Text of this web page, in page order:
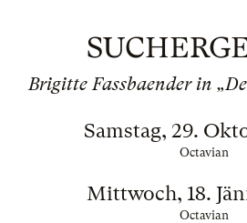
Brigitte Fassbaender in
Samstag, 29.
Octavian
Mittwoch, 18.
Octavian